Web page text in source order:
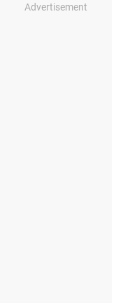
Advertisement